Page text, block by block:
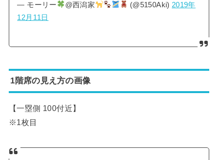
— モーリー @西潟家 (@5150Aki) 2019年
12月11日
1階席の見え方の画像
【一塁側 100付近】
※1枚目